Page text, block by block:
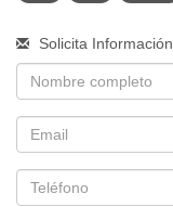
Solicita Información
Nombre
Email
Telefono